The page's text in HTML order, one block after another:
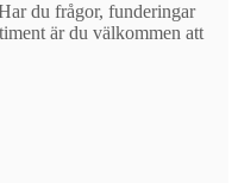
du frågor, funderingar
är du välkommen att